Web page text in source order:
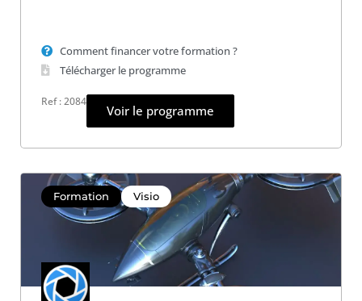
Comment financer votre formation ?
Télécharger le programme
Ref : 2084
Voir le programme
Formation Visio